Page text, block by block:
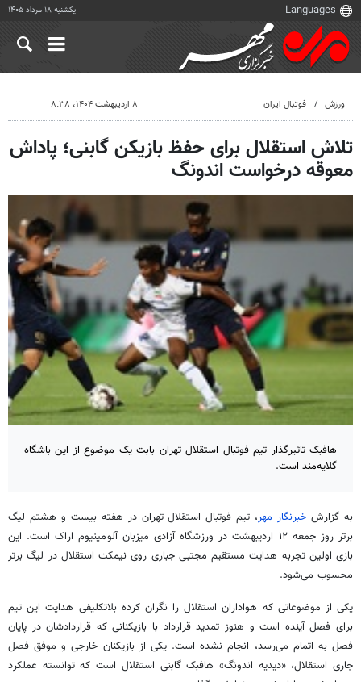
یکشنبه ۱۸ مرداد ۱۴۰۵
ورزش فوتبال ایران ۸ اردیبهشت ۱۴۰۴، ۸:۳۸
تلاش استقلال برای حفظ بازیکن گابنی؛ پاداش
معوقه درخواست اندونگ
هافبک تاثیرگذار تیم فوتبال استقلال تهران بابت یک موضوع از این باشگاه
گلایه‌مند است.
به گزارشخبرنگار مهر، تیم فوتبال استقلال تهران در هفته بیست و هشتم لیگ
برتر روز جمعه ۱۲ اردیبهشت در ورزشگاه آزادی میزبان آلومینیوم اراک است. این
بازی اولین تجربه هدایت مستقیم مجتبی جباری روی نیمکت استقلال در لیگ برتر
محسوب می‌شود.
یکی از موضوعاتی که هواداران استقلال را نگران کرده بلاتکلیفی هدایتاین تیم
برای فصل آینده است و هنوز تمدید قرارداد با بازیکنانی که قراردادشان در پایان
فصل به اتمام می‌رسد، انجام نشده است. یکی از بازیکنان خارجی و موفق فصل
جاری استقلال،«دیدیه اندونگ» هافبکگابنی استقلال است که توانسته عملکرد